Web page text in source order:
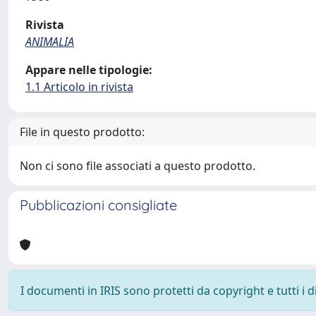
Rivista
ANIMALIA
Appare nelle tipologie:
1.1 Articolo in rivista
File in questo prodotto:
Non ci sono file associati a questo prodotto.
Pubblicazioni consigliate
I documenti in IRIS sono protetti da copyright e tutti i